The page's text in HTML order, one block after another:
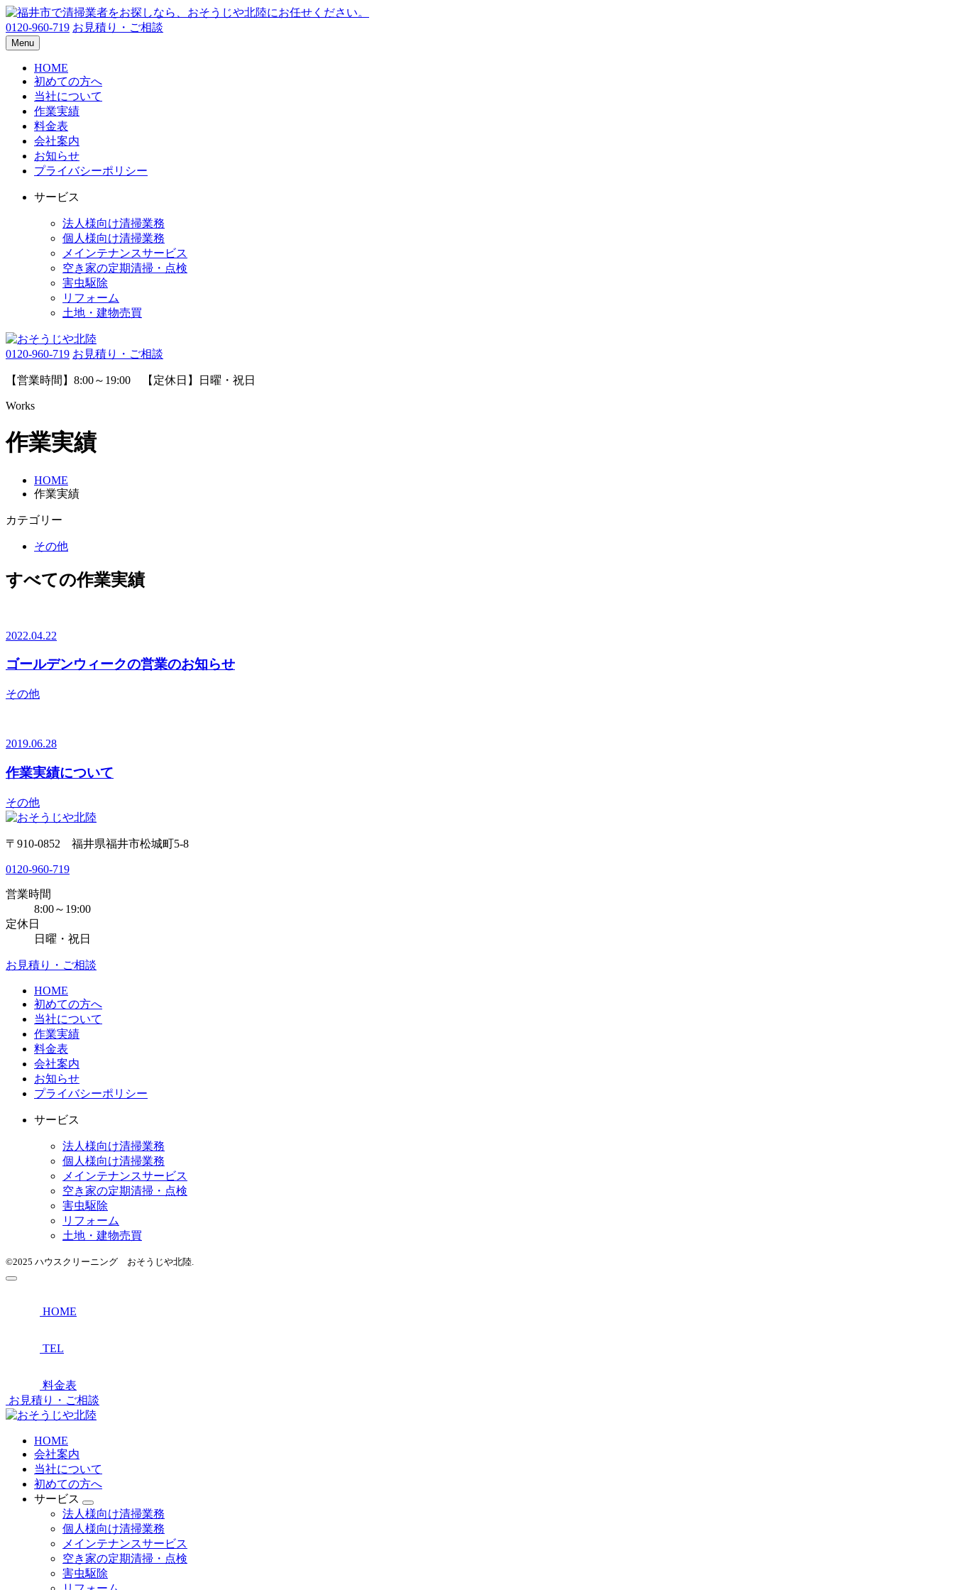
0120-960-719 お見積り・ご相談
Menu
HOME
初めての方へ
当社について
作業実績
料金表
会社案内
お知らせ
プライバシーポリシー
サービス
法人様向け清掃業務
個人様向け清掃業務
メインテナンスサービス
空き家の定期清掃・点検
害虫駆除
リフォーム
土地・建物売買
0120-960-719 お見積り・ご相談
【営業時間】8:00～19:00 【定休日】日曜・祝日
Works
作業実績
HOME
作業実績
カテゴリー
その他
すべての作業実績
2022.04.22
ゴールデンウィークの営業のお知らせ
その他
2019.06.28
作業実績について
その他
〒910-0852 福井県福井市松城町5-8
0120-960-719
営業時間
8:00～19:00
定休日
日曜・祝日
お見積り・ご相談
HOME
初めての方へ
当社について
作業実績
料金表
会社案内
お知らせ
プライバシーポリシー
サービス
法人様向け清掃業務
個人様向け清掃業務
メインテナンスサービス
空き家の定期清掃・点検
害虫駆除
リフォーム
土地・建物売買
©2025 ハウスクリーニング おそうじや北陸.
HOME
TEL
料金表
お見積り・ご相談
HOME
会社案内
当社について
初めての方へ
サービス
法人様向け清掃業務
個人様向け清掃業務
メインテナンスサービス
空き家の定期清掃・点検
害虫駆除